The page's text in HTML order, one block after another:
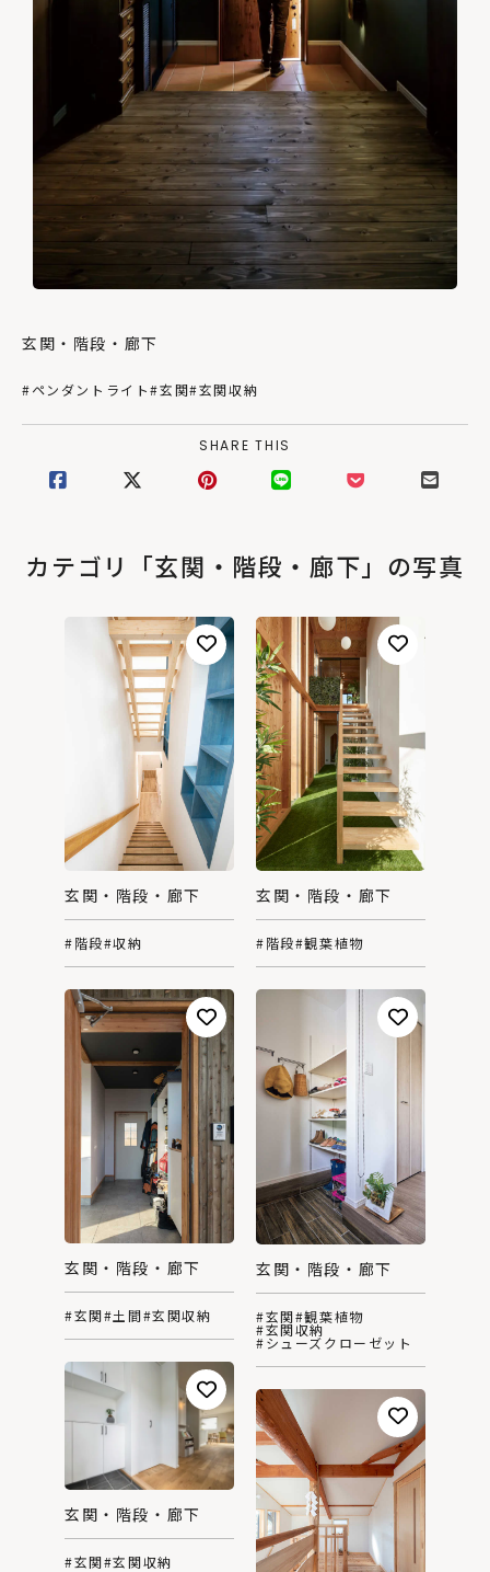
玄関・階段・廊下
#ペンダントライト#玄関#玄関収納
SHARE THIS
カテゴリ「玄関・階段・廊下」の写真
玄関・階段・廊下
#階段#収納
玄関・階段・廊下
#階段#観葉植物
玄関・階段・廊下
#玄関#土間#玄関収納
玄関・階段・廊下
#玄関#観葉植物
#玄関収納
#シューズクローゼット
玄関・階段・廊下
#玄関#玄関収納